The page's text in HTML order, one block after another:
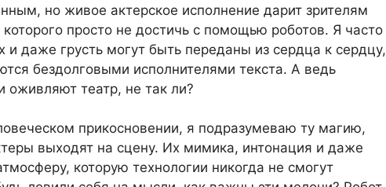
но живое актерское исполнение дарит зрителям
просто не достичь с помощью роботов. Я часто
и даже грусть могут быть переданы из сердца к сердцу,
бездолговыми исполнителями текста. А ведь
оживляют театр, не так ли?
прикосновении, я подразумеваю ту магию,
выходят на сцену. Их мимика, интонация и даже
которую технологии никогда не смогут